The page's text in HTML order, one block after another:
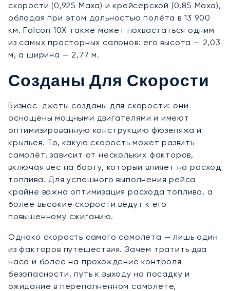
скорости (0,925 Маха) и крейсерской (0,85 Маха),
обладая при этом дальностью полёта в 13 900
км. Falcon 10X также может похвастаться одним
из самых просторных салонов: его высота — 2,03
м, а ширина — 2,77 м.
Созданы Для Скорости
Бизнес-джеты созданы для скорости: они
оснащены мощными двигателями и имеют
оптимизированную конструкцию фюзеляжа и
крыльев. То, какую скорость может развить
самолёт, зависит от нескольких факторов,
включая вес на борту, который влияет на расход
топлива. Для успешного выполнения рейса
крайне важна оптимизация расхода топлива, а
более высокие скорости ведут к его
повышенному сжиганию.
Однако скорость самого самолёта — лишь один
из факторов путешествия. Зачем тратить два
часа и более на прохождение контроля
безопасности, путь к выходу на посадку и
ожидание в переполненном самолёте,